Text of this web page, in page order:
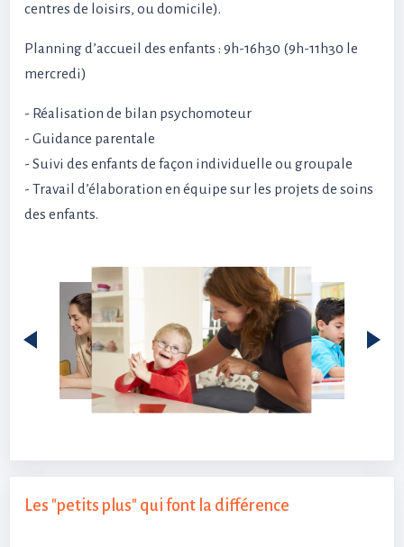
centres de loisirs, ou domicile).
Planning d’accueil des enfants : 9h-16h30 (9h-11h30 le
mercredi)
- Réalisation de bilan psychomoteur
- Guidance parentale
- Suivi des enfants de façon individuelle ou groupale
- Travail d’élaboration en équipe sur les projets de soins
des enfants.
Les "petits plus" qui font la différence